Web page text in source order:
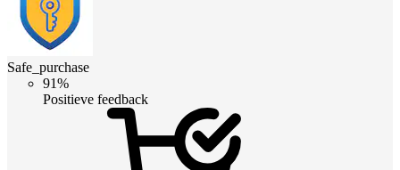
Safe_purchase
91%
Positieve feedback